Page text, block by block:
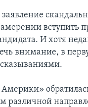
вступить
И хотя
внимание, в
Америки»
различной